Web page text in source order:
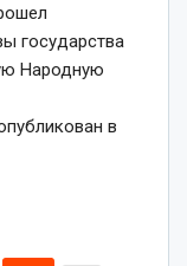
государства
Народную
в